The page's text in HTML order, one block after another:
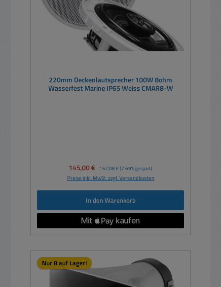
220mm Deckenlautsprecher 100W 8ohm
Wasserfest Marine IP65 Weiss CMAR8-W
Verkaufspreis:
145,00 € Regulärer Preis:
157,08 € (7.69% gespart)
Preise inkl. MwSt. zzgl. Versandkosten
In den Warenkorb
Nur 8 auf Lager!